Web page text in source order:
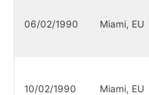
06/02/1990 Miami, EU
10/02/1990 Miami, EU